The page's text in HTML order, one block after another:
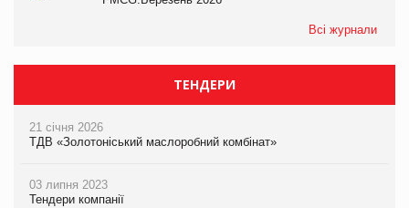
Всі журнали
ТЕНДЕРИ
21 січня 2026
ТДВ «Золотоніський маслоробний комбінат»
03 липня 2023
Тендери компанії